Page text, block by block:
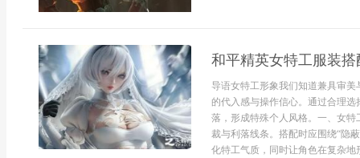
和平精英女特工服装搭
导语女特工形象我们知道兼具审
的代入感与操作信心。通过合理
落，形成特殊个人风格。一、女
裁与利落线条。搭配时应围绕“隐
化特工气质，同时让角色在复杂地